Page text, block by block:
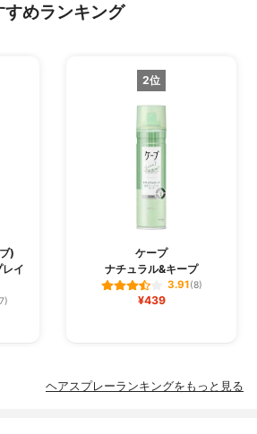
めランキング
)
イ
2位
ケープ
ナチュラル&キープ
3.91(8)
¥439
ヘアスプレーランキングをもっと見る